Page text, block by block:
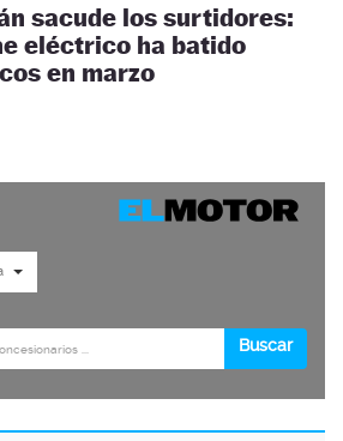
sacude los surtidores:
eléctrico ha batido
en marzo